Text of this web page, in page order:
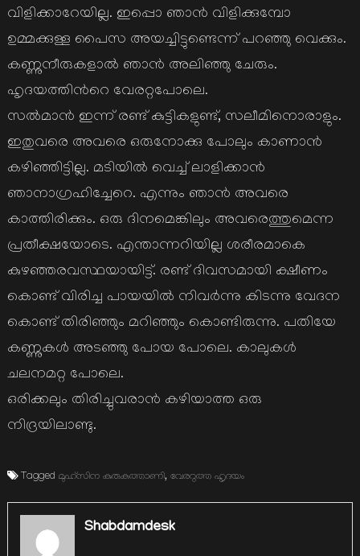
വിളിക്കാറേയില്ല. ഇപ്പൊ ഞാന്‍ വിളിക്കുമ്പോ
ഉമ്മക്കുള്ള പൈസ അയച്ചിട്ടുണ്ടെന്ന് പറഞ്ഞു വെക്കും.
കണ്ണുനീരുകളാല്‍ ഞാന്‍ അലിഞ്ഞു ചേരും.
ഹൃദയത്തിന്‍റെ വേരറ്റപോലെ.
സല്‍മാന്‍ ഇന്ന് രണ്ട് കുട്ടികളുണ്ട്, സലീമിനൊരാളും.
ഇതുവരെ അവരെ ഒരുനോക്കു പോലും കാണാന്‍
കഴിഞ്ഞിട്ടില്ല. മടിയില്‍ വെച്ച് ലാളിക്കാന്‍
ഞാനാഗ്രഹിച്ചേറെ. എന്നും ഞാന്‍ അവരെ
കാത്തിരിക്കും. ഒരു ദിനമെങ്കിലും അവരെത്തുമെന്ന
പ്രതീക്ഷയോടെ. എന്താന്നറിയില്ല ശരീരമാകെ
കുഴഞ്ഞരവസ്ഥയായിട്ട്. രണ്ട് ദിവസമായി ക്ഷീണം
കൊണ്ട് വിരിച്ച പായയില്‍ നിവര്‍ന്നു കിടന്നു വേദന
കൊണ്ട് തിരിഞ്ഞും മറിഞ്ഞും കൊണ്ടിരുന്നു. പതിയേ
കണ്ണുകള്‍ അടഞ്ഞു പോയ പോലെ. കാലുകള്‍
ചലനമറ്റ പോലെ.
ഒരിക്കലും തിരിച്ചുവരാന്‍ കഴിയാത്ത ഒരു
നിദ്രയിലാണ്ടു.
Tagged മുഹ്സിന കുരുകത്താണി, വേരറുത്ത ഹൃദയം
Shabdamdesk